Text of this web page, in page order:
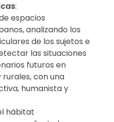
:
espacios
analizando los
de los sujetos e
las situaciones
futuros en
con una
humanista y
hábitat